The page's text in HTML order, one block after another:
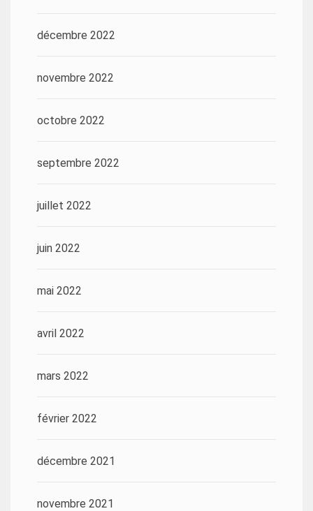
décembre 2022
novembre 2022
octobre 2022
septembre 2022
juillet 2022
juin 2022
mai 2022
avril 2022
mars 2022
février 2022
décembre 2021
novembre 2021